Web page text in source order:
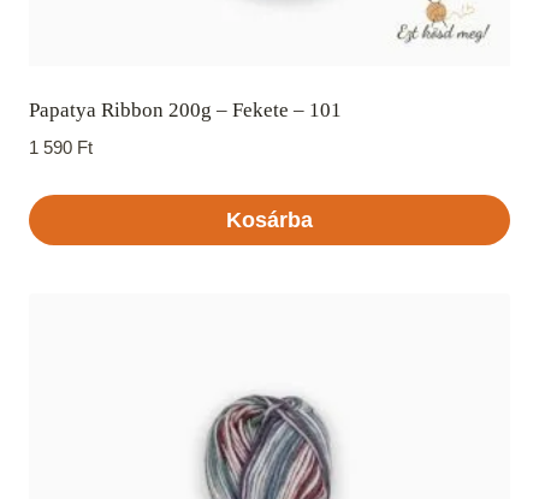
Papatya Ribbon 200g – Fekete – 101
1 590 Ft
Kosárba